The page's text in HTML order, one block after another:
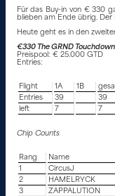
Für das Buy-in von € 330
blieben am Ende übrig. Der
Heute geht es in den
€330 The GRND
Preispool: € 25.000 GTD
Entries:
Flight 1A 1B
Entries
39
39
left
7 7
Chip Counts
Rang Name
1
CircusJ
2
HAMELRYCK
3
ZAPPALUTION